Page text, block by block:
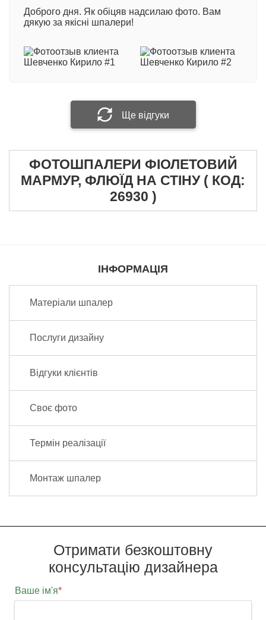
600 грн/кв.м- професійний двошаровий матеріал
з вініловим покриттям на флізеліновій основі.
При виготовленні фотошпалер методом
екологічної технології друку HP Latex: +100 грн/
Прикріпити фотографію
Надіслати відгук
Доброго дня. Як обіцяв надсилаю фото. Вам
дякую за якісні шпалери!
Ще відгуки
ФОТОШПАЛЕРИ ФІОЛЕТОВИЙ
МАРМУР, ФЛЮЇД НА СТІНУ ( КОД:
26930 )
ІНФОРМАЦІЯ
Матеріали шпалер
Послуги дизайну
Відгуки клієнтів
Своє фото
Термін реалізації
Монтаж шпалер
Отримати безкоштовну
консультацію дизайнера
Ваше ім'я*